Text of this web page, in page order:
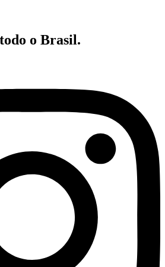
o Brasil.